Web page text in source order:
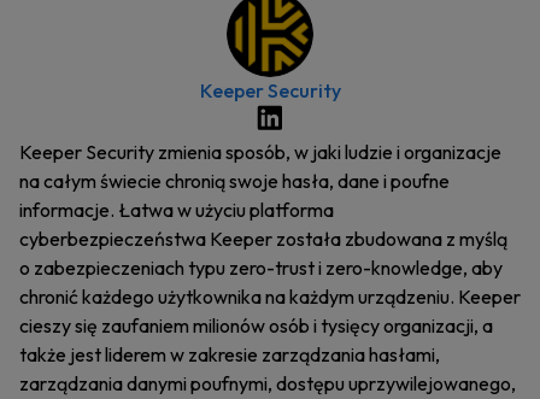
Keeper Security
Keeper Security zmienia sposób, w jaki ludzie i organizacje
na całym świecie chronią swoje hasła, dane i poufne
informacje. Łatwa w użyciu platforma
cyberbezpieczeństwa Keeper została zbudowana z myślą
o zabezpieczeniach typu zero-trust i zero-knowledge, aby
chronić każdego użytkownika na każdym urządzeniu. Keeper
cieszy się zaufaniem milionów osób i tysięcy organizacji, a
także jest liderem w zakresie zarządzania hasłami,
zarządzania danymi poufnymi, dostępu uprzywilejowanego,